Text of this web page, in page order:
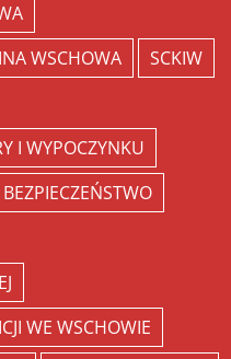
WSCHOWA
SCKIW
I WYPOCZYNKU
BEZPIECZEŃSTWO
WE WSCHOWIE